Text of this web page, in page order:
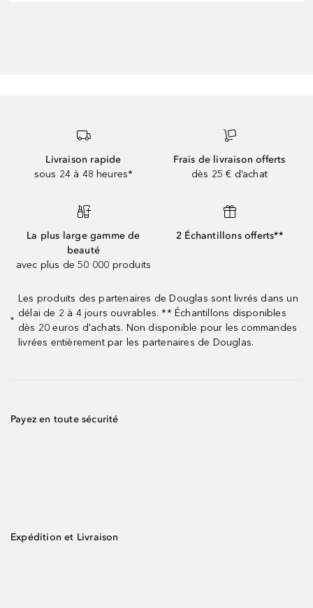
Livraison rapide
sous 24 à 48 heures*
Frais de livraison offerts
dès 25 € d’achat
La plus large gamme de
beauté
avec plus de 50 000 produits
2 Échantillons offerts**
*
Les produits des partenaires de Douglas sont livrés dans un
délai de 2 à 4 jours ouvrables. ** Échantillons disponibles
dès 20 euros d'achats. Non disponible pour les commandes
livrées entièrement par les partenaires de Douglas.
Payez en toute sécurité
Expédition et Livraison